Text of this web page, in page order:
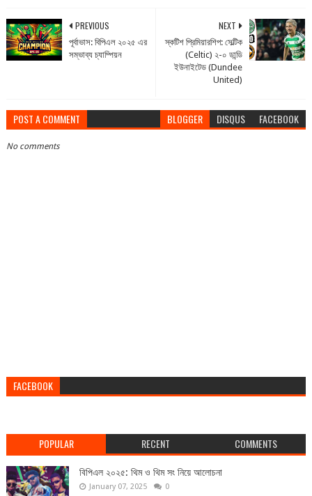
NEXT
স্কটিশ প্রিমিয়ারশিপ: সেল্টিক
(Celtic) ২-০ ডান্ডি
ইউনাইটেড (Dundee
United)
PREVIOUS
পূর্বাভাস: বিপিএল ২০২৫ এর
সম্ভাব্য চ্যাম্পিয়ন
POST A COMMENT BLOGGER DISQUS FACEBOOK
No comments
FACEBOOK
POPULAR RECENT COMMENTS
বিপিএল ২০২৫: থিম ও থিম সং নিয়ে আলোচনা
January 07, 2025 0